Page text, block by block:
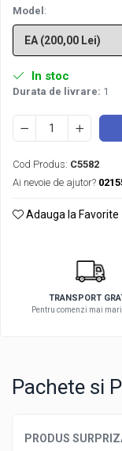
Model :
In stoc
Durata de livrare: 1
Cod Produs: C5582
Ai nevoie de ajutor?
Adauga la Favorite
TRANSPORT
Pentru comenzi mai
Pachete si
PRODUS